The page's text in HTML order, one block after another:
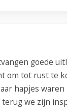
goede
om tot rust te
hapjes
terug we zijn